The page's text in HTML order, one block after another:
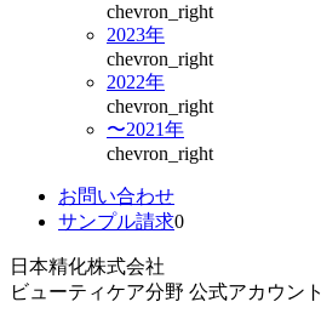
chevron_right
2023年
chevron_right
2022年
chevron_right
〜2021年
chevron_right
お問い合わせ
サンプル請求0
日本精化株式会社
ビューティケア分野 公式アカウント